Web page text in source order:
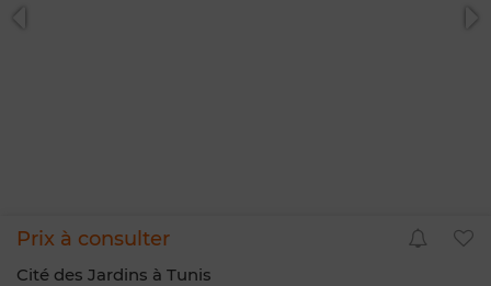
Prix à consulter
Cité des Jardins à Tunis